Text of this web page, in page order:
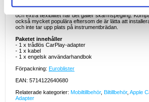
och extra flexibilitet när det gäller skärmspegling.
också mycket populära eftersom de är lätta att
och inte tar upp plats på instrumentbrädan.
Paketet innehåller
- 1 x trådlös CarPlay-adapter
- 1 x kabel
- 1 x engelsk användarhandbok
Förpackning: Euroblister
EAN: 5714122640680
Relaterade kategorier: Mobiltillbehör, Biltillbehör, Apple
Adapter